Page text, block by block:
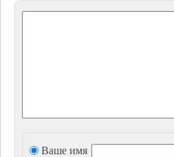
Ваше имя